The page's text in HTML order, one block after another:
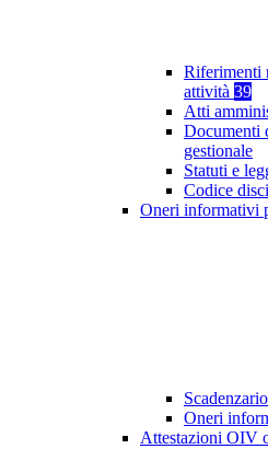
Riferimenti
attività 39
Atti
Documenti
gestionale
Statuti e
Codice
Oneri informativi
Oneri
Attestazioni OIV